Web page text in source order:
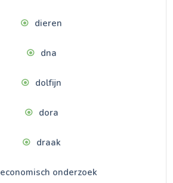
dieren
dna
dolfijn
dora
draak
economisch onderzoek